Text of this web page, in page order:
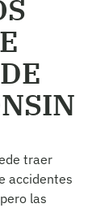
traer
accidentes
las